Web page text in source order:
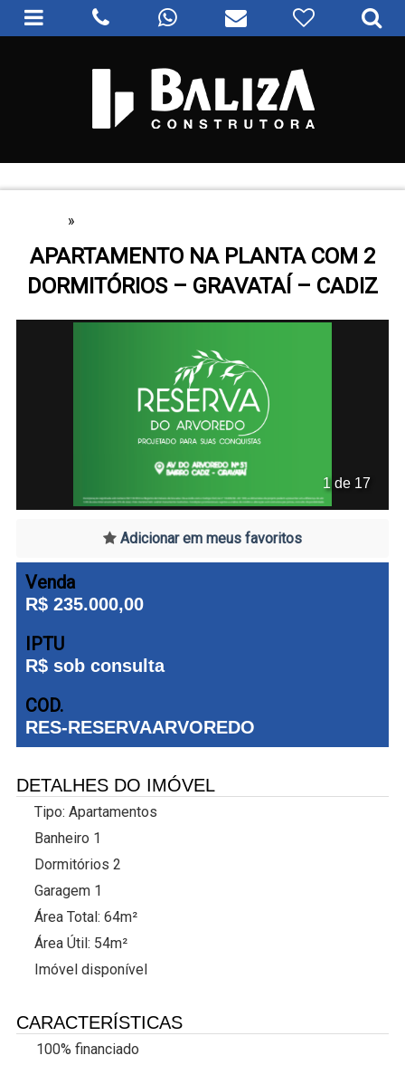
»
APARTAMENTO NA PLANTA COM 2
DORMITÓRIOS – GRAVATAÍ – CADIZ
1 de 17
Adicionar em meus favoritos
Venda
R$ 235.000,00
IPTU
R$ sob consulta
COD.
RES-RESERVAARVOREDO
DETALHES DO IMÓVEL
Tipo: Apartamentos
Banheiro 1
Dormitórios 2
Garagem 1
Área Total: 64m²
Área Útil: 54m²
Imóvel disponível
CARACTERÍSTICAS
100% financiado